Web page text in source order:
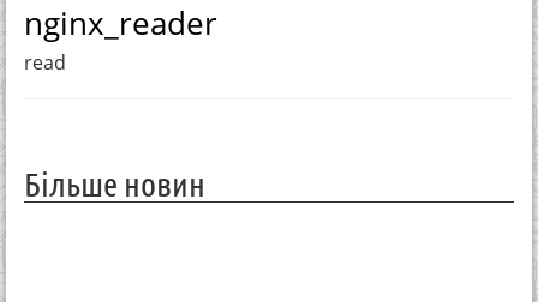
nginx_reader
read
Більше новин